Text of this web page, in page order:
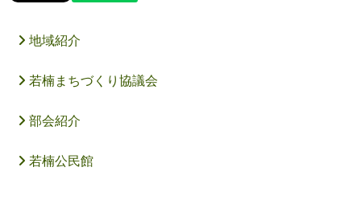
地域紹介
若楠まちづくり協議会
部会紹介
若楠公民館